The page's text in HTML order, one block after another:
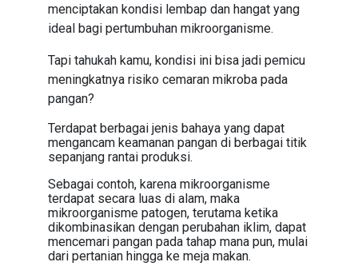
menciptakan kondisi lembap dan hangat yang
ideal bagi pertumbuhan mikroorganisme.
Tapi tahukah kamu, kondisi ini bisa jadi pemicu
meningkatnya risiko cemaran mikroba pada
pangan?
Terdapat berbagai jenis bahaya yang dapat
mengancam keamanan pangan di berbagai titik
sepanjang rantai produksi.
Sebagai contoh, karena mikroorganisme
terdapat secara luas di alam, maka
mikroorganisme patogen, terutama ketika
dikombinasikan dengan perubahan iklim, dapat
mencemari pangan pada tahap mana pun, mulai
dari pertanian hingga ke meja makan.